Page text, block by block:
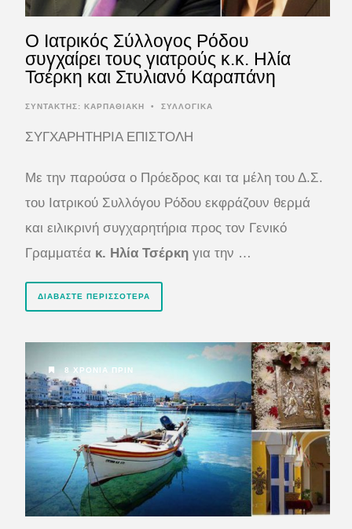
Ο Ιατρικός Σύλλογος Ρόδου
συγχαίρει τους γιατρούς κ.κ. Ηλία
Τσέρκη και Στυλιανό Καραπάνη
ΣΥΝΤΆΚΤΗΣ: ΚΑΡΠΑΘΙΑΚΗ • ΣΥΛΛΟΓΙΚΑ
ΣΥΓΧΑΡΗΤΗΡΙΑ ΕΠΙΣΤΟΛΗ
Με την παρούσα ο Πρόεδρος και τα μέλη του Δ.Σ.
του Ιατρικού Συλλόγου Ρόδου εκφράζουν θερμά
και ειλικρινή συγχαρητήρια προς τον Γενικό
Γραμματέα κ. Ηλία Τσέρκη για την …
ΔΙΑΒΆΣΤΕ ΠΕΡΙΣΣΌΤΕΡΑ
8 ΧΡΌΝΙΑ ΠΡΙΝ